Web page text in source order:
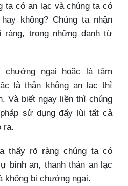
ta có an lạc và chúng ta có
không? Chúng ta nhận
trong những danh từ
chướng ngại hoặc là tâm
là thân không an lạc thì
Và biết ngay liền thì chúng
sử dụng đẩy lùi tất cả
ra.
thấy rõ ràng chúng ta có
bình an, thanh thản an lạc
không bị chướng ngại.